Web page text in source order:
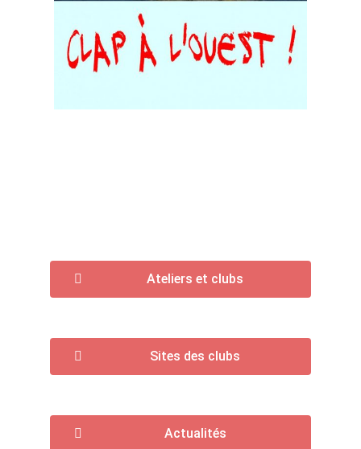
Ateliers et clubs
Sites des clubs
Actualités